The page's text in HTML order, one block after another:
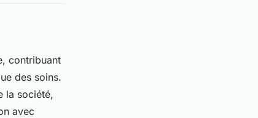
contribuant
des soins.
la société,
avec